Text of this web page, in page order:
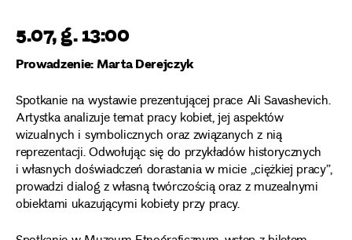
5.07, g. 13:00
Prowadzenie: Marta Derejczyk
Spotkanie na wystawie prezentującej prace Ali Savashevich.
Artystka analizuje temat pracy kobiet, jej aspektów
wizualnych i symbolicznych oraz związanych z nią
reprezentacji. Odwołując się do przykładów historycznych
i własnych doświadczeń dorastania w micie „ciężkiej pracy”,
prowadzi dialog z własną twórczością oraz z muzealnymi
obiektami ukazującymi kobiety przy pracy.